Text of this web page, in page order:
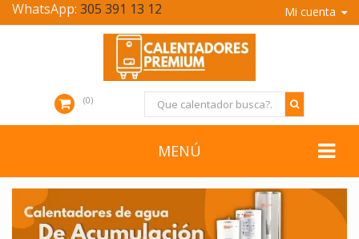
Mi cuenta
WhatsApp: 305 391 13 12
0
MENÚ